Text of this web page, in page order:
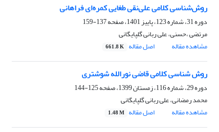
روش‌شناسی کلامی علی‌نقی طغایی کمره‌ای ‌فراهانی
دوره 31، شماره 123، پاییز 1401، صفحه
137-159
مرتضی ،حسنی، علی ربانی گلپایگانی
مشاهده مقاله
اصل مقاله 661.8 K
روش شناسی کلامی قاضی نورالله شوشتری
دوره 29، شماره 116، زمستان 1399، صفحه
125-144
محمد رمضانی، علی ربانی گلپایگانی
مشاهده مقاله
اصل مقاله 1.48 M